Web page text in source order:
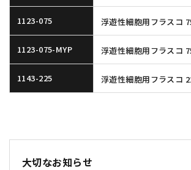
1123-075 浮遊性細胞用フラスコ
1123-075-MYP 浮遊性細胞用フラスコ
1143-225 浮遊性細胞用フラスコ
大切なお知らせ